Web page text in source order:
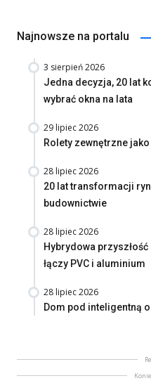
Najnowsze na portalu
3 sierpień 2026
Jedna decyzja, 20 lat
wybrać okna na lata
29 lipiec 2026
Rolety zewnętrzne
28 lipiec 2026
20 lat transformacji
budownictwie
28 lipiec 2026
Hybrydowa
łączy PVC i aluminium
28 lipiec 2026
Dom pod inteligentną